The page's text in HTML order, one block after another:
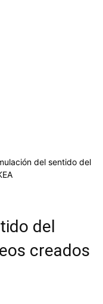
del sentido del
del
creados